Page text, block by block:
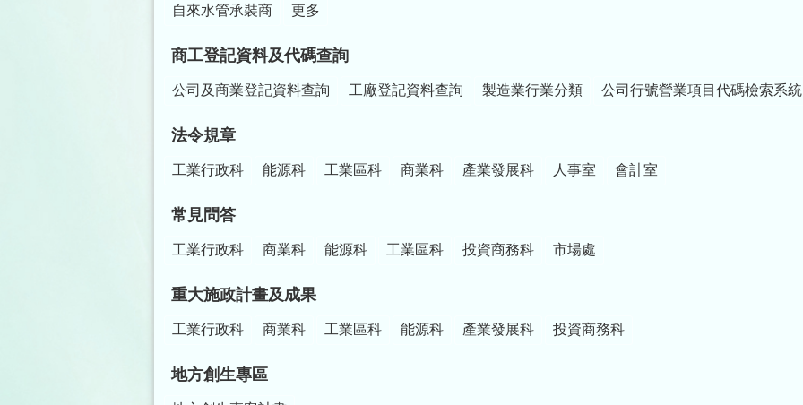
自來水管承裝商 更多
商工登記資料及代碼查詢
公司及商業登記資料查詢 工廠登記資料查詢 製造業行業分類 公司行號營業項目代碼檢索系統
法令規章
工業行政科 能源科 工業區科 商業科 產業發展科 人事室 會計室
常見問答
工業行政科 商業科 能源科 工業區科 投資商務科 市場處
重大施政計畫及成果
工業行政科 商業科 工業區科 能源科 產業發展科 投資商務科
地方創生專區